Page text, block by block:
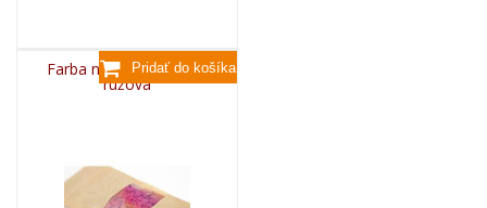
Farba na sviečky, 25g -
ružová